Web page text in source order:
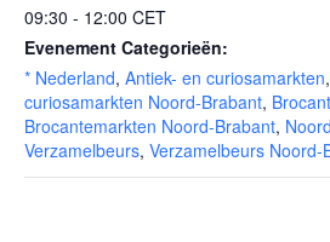
09:30 - 12:00 CET
Evenement Categorieën:
* Nederland, Antiek- en curiosamarkten,
curiosamarkten Noord-Brabant,
Brocantemarkten Noord-Brabant,
Verzamelbeurs, Verzamelbeurs Noord-